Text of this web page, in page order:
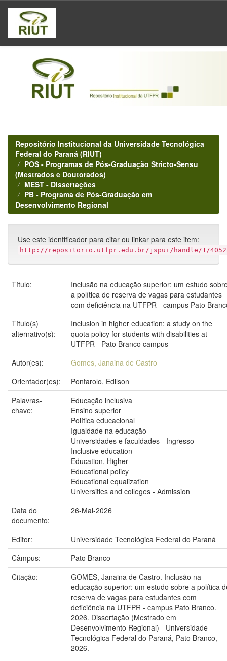
Skip
navigation
Repositório Institucional da Universidade Tecnológica
Federal do Paraná (RIUT)
POS - Programas de Pós-Graduação Stricto-Sensu
(Mestrados e Doutorados)
MEST - Dissertações
PB - Programa de Pós-Graduação em
Desenvolvimento Regional
Use este identificador para citar ou linkar para este item:
http://repositorio.utfpr.edu.br/jspui/handle/1/
Título:
Inclusão na educação superior: um estudo
a política de reserva de vagas para estudantes
com deficiência na UTFPR - campus Pato
Título(s)
alternativo(s):
Inclusion in higher education: a study on the
quota policy for students with disabilities at
UTFPR - Pato Branco campus
Autor(es):
Gomes, Janaina de Castro
Orientador(es):
Pontarolo, Edilson
Palavras-
chave:
Educação inclusiva
Ensino superior
Política educacional
Igualdade na educação
Universidades e faculdades - Ingresso
Inclusive education
Education, Higher
Educational policy
Educational equalization
Universities and colleges - Admission
Data do
documento:
26-Mai-2026
Editor:
Universidade Tecnológica Federal do Paraná
Câmpus:
Pato Branco
Citação:
GOMES, Janaina de Castro. Inclusão na
educação superior: um estudo sobre a política
reserva de vagas para estudantes com
deficiência na UTFPR - campus Pato Branco.
2026. Dissertação (Mestrado em
Desenvolvimento Regional) - Universidade
Tecnológica Federal do Paraná, Pato Branco,
2026.